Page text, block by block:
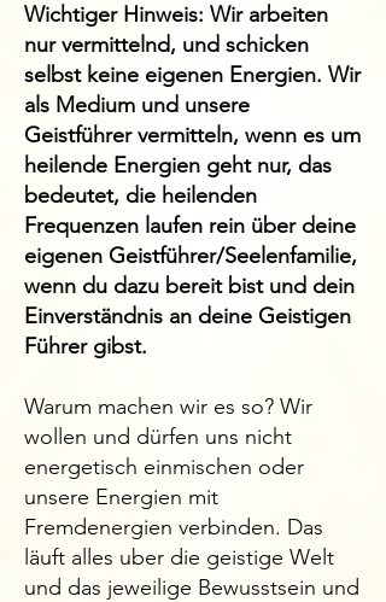
Wichtiger Hinweis: Wir arbeiten
nur vermittelnd, und schicken
selbst keine eigenen Energien. Wir
als Medium und unsere
Geistführer vermitteln, wenn es um
heilende Energien geht nur, das
bedeutet, die heilenden
Frequenzen laufen rein über deine
eigenen Geistführer/Seelenfamilie,
wenn du dazu bereit bist und dein
Einverständnis an deine Geistigen
Führer gibst.
​Warum machen wir es so? Wir
wollen und dürfen uns nicht
energetisch einmischen oder
unsere Energien mit
Fremdenergien verbinden. Das
läuft alles uber die geistige Welt
und das jeweilige Bewusstsein und